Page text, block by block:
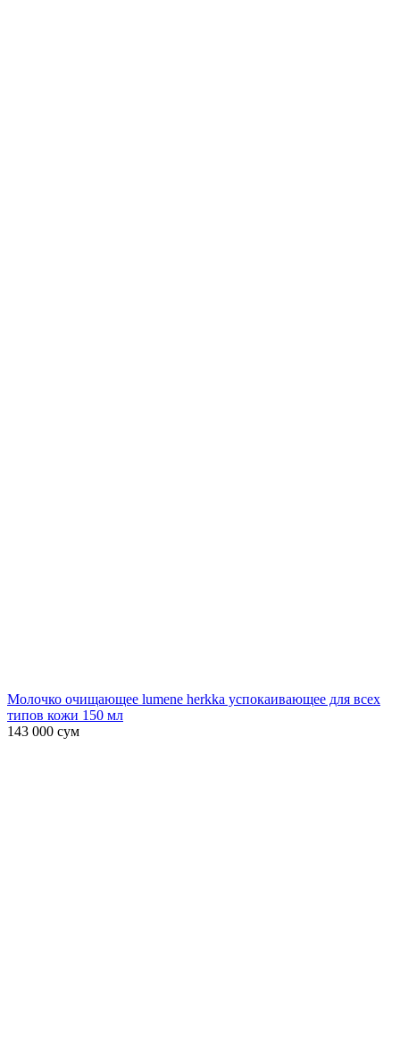
Молочко очищающее lumene herkka успокаивающее для всех
типов кожи 150 мл
143 000 сум